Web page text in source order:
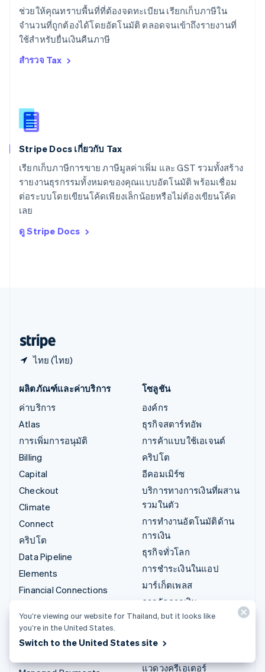
ช่วยให้คุณทราบพื้นที่ที่ต้องจดทะเบียน เรียกเก็บภาษีใน
จำนวนที่ถูกต้องได้โดยอัตโนมัติ ตลอดจนเข้าถึงรายงานที่
ใช้สำหรับยื่นเงินคืนภาษี
สำรวจ Tax
Stripe Docs เกี่ยวกับ Tax
เรียกเก็บภาษีการขาย ภาษีมูลค่าเพิ่ม และ GST รวมทั้งสร้าง
รายงานธุรกรรมทั้งหมดของคุณแบบอัตโนมัติ พร้อมเชื่อม
ต่อระบบโดยเขียนโค้ดเพียงเล็กน้อยหรือไม่ต้องเขียนโค้ด
เลย
ดู Stripe Docs
ไทย (ไทย)
สวิตเซอร์แลนด์
Deutsch FrançaisItaliano English
สวีเดน
SvenskaEnglish
สหรัฐอเมริกา
EnglishEspañol
English
สาธารณรัฐเช็ก
สิงคโปร์
English简体中文
ออสเตรเลีย
English
ออสเตรีย
ItalianoEnglish
ผลิตภัณฑ์และค่าบริการ
ค่าบริการ
Atlas
การเพิ่มการอนุมัติ
Billing
Capital
Checkout
Climate
Connect
คริปโต
Data Pipeline
Elements
Financial Connections
Invoicing
Issuing
โซลูชัน
องค์กร
ธุรกิจสตาร์ทอัพ
การค้าแบบใช้เอเจนต์
คริปโต
อีคอมเมิร์ซ
บริการทางการเงินที่ผสาน
รวมในตัว
การทำงานอัตโนมัติด้าน
การเงิน
ธุรกิจทั่วโลก
การชำระเงินในแอป
มาร์เก็ตเพลส
การจัดการเงิน
แพลตฟอร์ม
แวดวงครีเอเตอร์
You’re viewing our website for Thailand, but it looks like
you’re in the United States.
Switch to the United States site